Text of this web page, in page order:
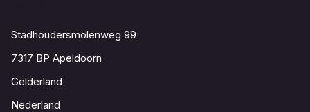
Stadhoudersmolenweg 99
7317 BP Apeldoorn
Gelderland
Nederland